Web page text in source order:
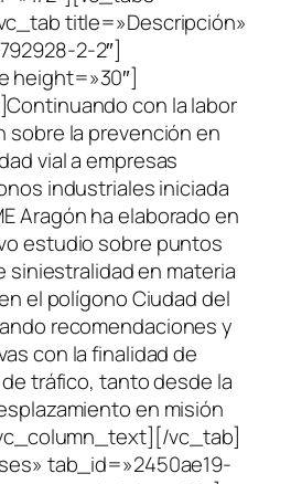
title=»Descripción»
2-2″]
height=»30″]
con la labor
sobre la prevención en
vial a empresas
industriales iniciada
Aragón ha elaborado en
estudio sobre puntos
siniestralidad en materia
el polígono Ciudad del
recomendaciones y
con la finalidad de
tráfico, tanto desde la
en misión
vc_tab]
tab_id=»2450ae19-